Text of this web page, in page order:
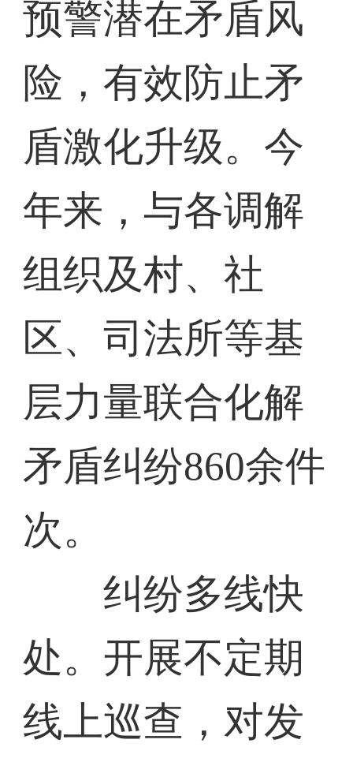
预警潜在矛盾风
险，有效防止矛
盾激化升级。今
年来，与各调解
组织及村、社
区、司法所等基
层力量联合化解
矛盾纠纷860余件
次。
纠纷多线快
处。开展不定期
线上巡查，对发